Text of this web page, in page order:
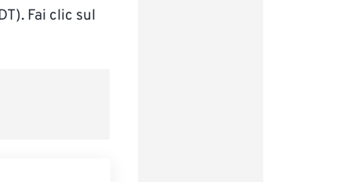
Fai clic sul